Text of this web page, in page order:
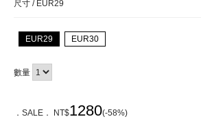
尺寸 / EUR29
EUR29 EUR30
數量
．SALE． NT$1280(-58%)